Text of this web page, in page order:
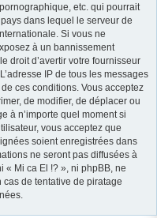
etc. qui pourrait
dans lequel le serveur de
Si vous ne
à un bannissement
droit d’avertir votre fournisseur
IP de tous les messages
ces conditions. Vous acceptez
de modifier, de déplacer ou
à n’importe quel moment si
vous acceptez que
soient enregistrées dans
ne seront pas diffusées à
« Mi ca El !? », ni phpBB, ne
de tentative de piratage